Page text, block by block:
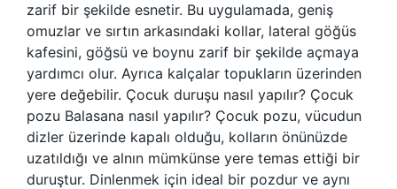
zarif bir şekilde esnetir. Bu uygulamada, geniş
omuzlar ve sırtın arkasındaki kollar, lateral göğüs
kafesini, göğsü ve boynu zarif bir şekilde açmaya
yardımcı olur. Ayrıca kalçalar topukların üzerinden
yere değebilir. Çocuk duruşu nasıl yapılır? Çocuk
pozu Balasana nasıl yapılır? Çocuk pozu, vücudun
dizler üzerinde kapalı olduğu, kolların önünüzde
uzatıldığı ve alnın mümkünse yere temas ettiği bir
duruştur. Dinlenmek için ideal bir pozdur ve aynı